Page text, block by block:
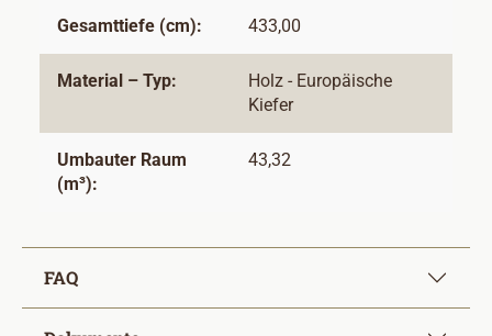
Gesamttiefe (cm): 433,00
Material – Typ:
Holz - Europäische
Kiefer
Umbauter Raum
(m³):
43,32
FAQ